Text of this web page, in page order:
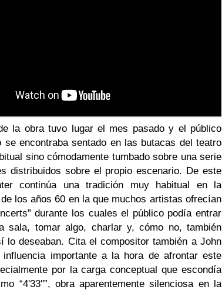
la obra tuvo lugar el mes pasado y el público
se encontraba sentado en las butacas del teatro
sino cómodamente tumbado sobre una serie
distribuidos sobre el propio escenario. De este
continúa una tradición muy habitual en la
los años 60 en la que muchos artistas ofrecían
durante los cuales el público podía entrar
sala, tomar algo, charlar y, cómo no, también
lo deseaban. Cita el compositor también a John
influencia importante a la hora de afrontar este
por la carga conceptual que escondía
“4'33''”, obra aparentemente silenciosa en la